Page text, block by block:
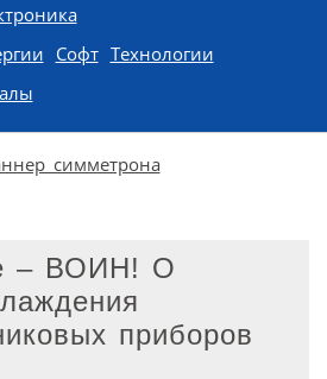
Софт Технологии
– ВОИН! О
приборов